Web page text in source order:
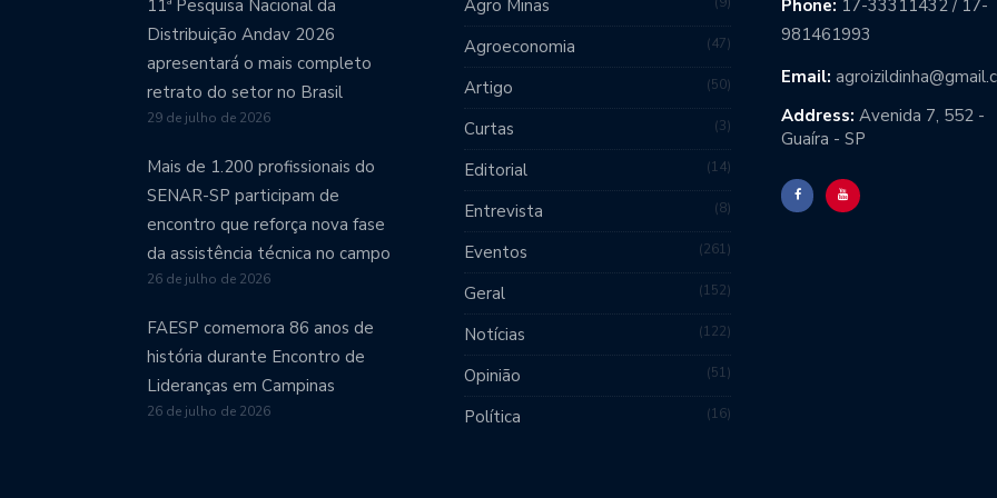
11ª Pesquisa Nacional da
Distribuição Andav 2026
apresentará o mais completo
retrato do setor no Brasil
29 de julho de 2026
Mais de 1.200 profissionais do
SENAR-SP participam de
encontro que reforça nova fase
da assistência técnica no campo
26 de julho de 2026
FAESP comemora 86 anos de
história durante Encontro de
Lideranças em Campinas
26 de julho de 2026
Agro Minas
Agroeconomia 47
Artigo 50
Curtas 3
Editorial 14
Entrevista 8
Eventos 261
Geral 152
Notícias 122
Opinião 51
Política 16
Phone: 17-33311432 / 17-
981461993
Email:
Address: Avenida 7, 552 -
Guaíra - SP